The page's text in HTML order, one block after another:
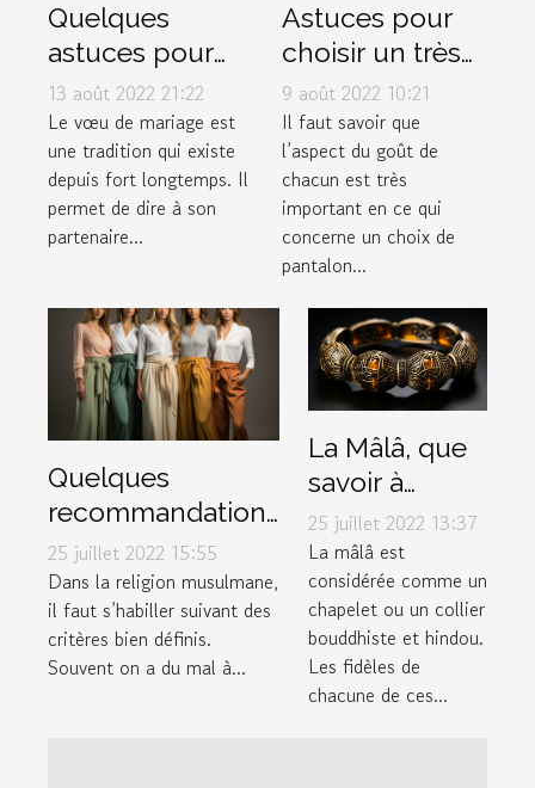
Quelques
astuces pour
rédiger
facilement ses
vœux de
mariage
13 août 2022 21:22
Le vœu de mariage est
une tradition qui existe
depuis fort longtemps. Il
permet de dire à son
partenaire...
Astuces pour
choisir un très
bon pantalon
musulman
9 août 2022 10:21
Il faut savoir que
l’aspect du goût de
chacun est très
important en ce qui
concerne un choix de
pantalon...
Quelques
recommandations
pour choisir un
bon pantalon
musulman
25 juillet 2022 15:55
Dans la religion musulmane,
il faut s’habiller suivant des
critères bien définis.
Souvent on a du mal à...
La Mâlâ, que
savoir à
propos de ce
bracelet
spécial ?
25 juillet 2022 13:37
La mâlâ est
considérée comme un
chapelet ou un collier
bouddhiste et hindou.
Les fidèles de
chacune de ces...